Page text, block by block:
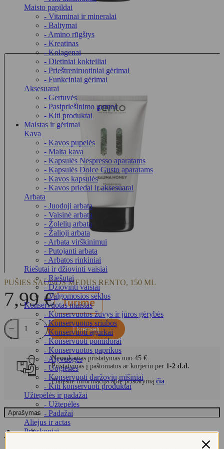
Maisto papildai
- Vitaminai ir mineralai
- Baltymai
- Amino rūgštys
- Kreatinas
- Kolagenai
- Dietiniai kokteiliai
- Prieštreniruotiniai gėrimai
- Funkciniai gėrimai
Aksesuarai
- Gertuvės
- Pasipriešinimo gumos
- Kiti produktai
Maistas ir gėrimai
Kava
- Kavos pupelės
- Malta kava
- Kapsulės Nespresso aparatams
- Kapsulės Dolce Gusto aparatams
- Kavos kapsulės
- Kavos priedai ir aksesuarai
Arbata
- Juodoji arbata
- Vaisinė arbata
- Žolelių arbata
- Žalioji arbata
- Arbata virškinimui
- Putojanti arbata
- Arbatos rinkiniai
Riešutai ir džiovinti vaisiai
- Riešutai
- Džiovinti vaisiai
- Valgomosios sėklos
Konservuotas maistas
- Konservuotos žuvys ir jūros gėrybės
- Konservuotos sriubos
- Konservuoti agurkai
- Konservuoti pomidorai
- Konservuotos paprikos
- Alyvuogės
- Uogienės
- Konservuoti daržovių mišiniai
- Kiti konservuoti produktai
Užtepėlės ir padažai
- Užtepėlės
- Padažai
Aliejus ir actas
Prieskoniai
PUŠIES SAUNOS MEDUS RENTO, 150 ML
7,99€ Turime
produkto
kiekis:
Pušies
saunos
medus
RENTO,
150
Į krepšelį
Nemokamas pristatymas nuo 45 €.
Pristatymas į paštomatus ar kurjeriu per 1-2 d.d.
Platesnė informacija apie pristatymą čia
Aprašymas
Aprašymas